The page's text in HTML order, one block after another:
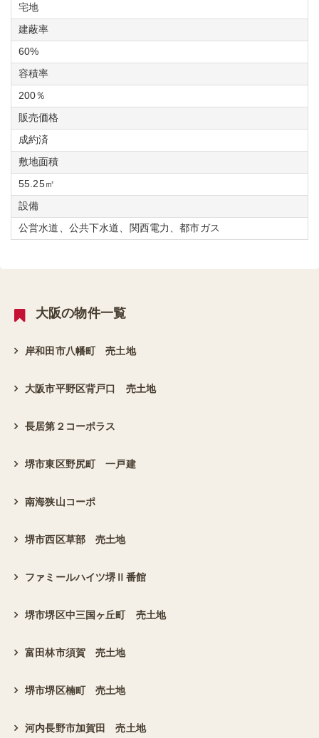
宅地
建蔽率
60%
容積率
200％
販売価格
成約済
敷地面積
55.25㎡
設備
公営水道、公共下水道、関西電力、都市ガス
大阪の物件一覧
岸和田市八幡町 売土地
大阪市平野区背戸口 売土地
長居第２コーポラス
堺市東区野尻町 一戸建
南海狭山コーポ
堺市西区草部 売土地
ファミールハイツ堺Ⅱ番館
堺市堺区中三国ヶ丘町 売土地
富田林市須賀 売土地
堺市堺区楠町 売土地
河内長野市加賀田 売土地